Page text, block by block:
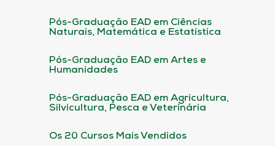
Pós-Graduação EAD em Ciências
Naturais, Matemática e Estatística
Pós-Graduação EAD em Artes e
Humanidades
Pós-Graduação EAD em Agricultura,
Silvicultura, Pesca e Veterinária
Os 20 Cursos Mais Vendidos